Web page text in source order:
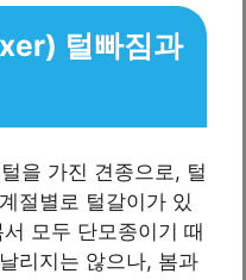
털빠짐과
을 가진 견종으로, 털
절별로 털갈이가 있
모두 단모종이기 때
리지는 않으나, 봄과